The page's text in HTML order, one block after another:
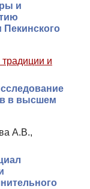
и
Пекинского
традиции и
в высшем
А.В.,